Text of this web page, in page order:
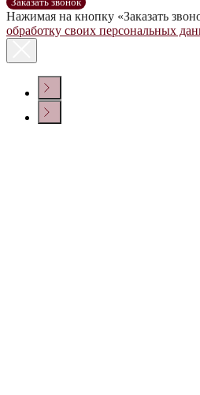
Нажимая на кнопку «Заказать
обработку своих персональных